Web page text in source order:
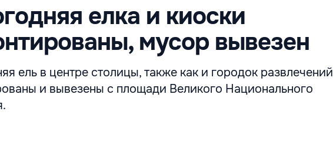
елка и киоски
мусор вывезен
ель в центре столицы, также как и городок развлечений
и вывезены с площади Великого Национального